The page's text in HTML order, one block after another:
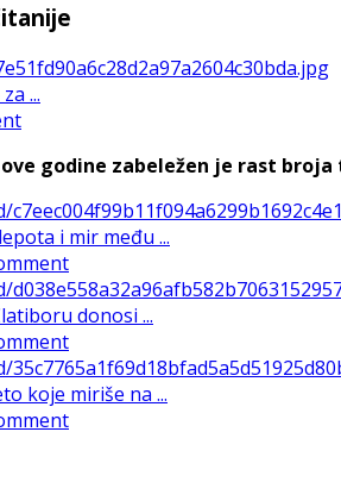
...
godine zabeležen je rast
i mir među ...
donosi ...
koje miriše na ...